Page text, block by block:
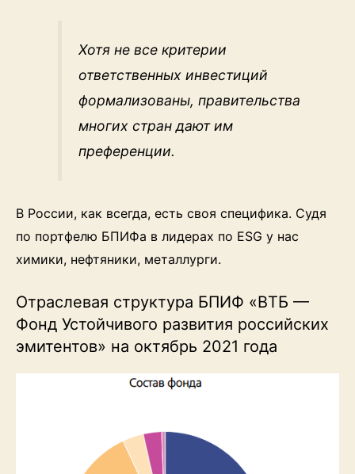
Хотя не все критерии
ответственных инвестиций
формализованы, правительства
многих стран дают им
преференции.
В России, как всегда, есть своя специфика. Судя
по портфелю БПИФа в лидерах по ESG у нас
химики, нефтяники, металлурги.
Отраслевая структура БПИФ «ВТБ —
Фонд Устойчивого развития российских
эмитентов» на октябрь 2021 года